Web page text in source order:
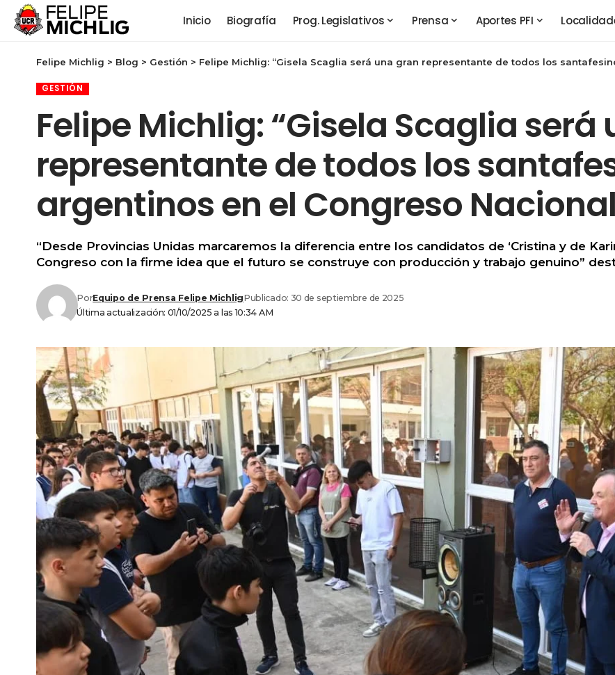
Inicio Biografía Prog. Legislativos Prensa Aportes PFI
Felipe Michlig > Blog > Gestión > Felipe Michlig: “Gisela Scaglia será una gran representante de todos los
GESTIÓN
Felipe Michlig: “Gisela Scaglia será
representante de todos los
argentinos en el Congreso
“Desde Provincias Unidas marcaremos la diferencia entre los candidatos de ‘Cristina y de
Congreso con la firme idea que el futuro se construye con producción y trabajo genuino”
Última actualización: 01/10/2025 a las 10:34 AM
PorEquipo de Prensa Felipe MichligPublicado: 30 de septiembre de 2025